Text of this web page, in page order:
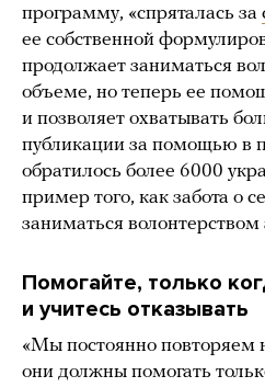
программу, «спряталась за
ее собственной
продолжает заниматься
объеме, но теперь ее
и позволяет охватывать
публикации за помощью в
обратилось более 6000
пример того, как забота о
заниматься
Помогайте, только
и учитесь отказывать
«Мы постоянно повторяем
они должны помогать